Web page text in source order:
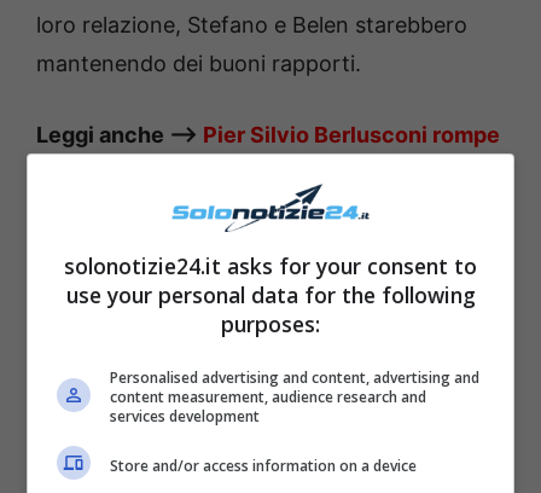
loro relazione, Stefano e Belen starebbero
mantenendo dei buoni rapporti.
Leggi anche —–> Pier Silvio Berlusconi rompe
sempre nutrito…”
solonotizie24.it asks for your consent to
use your personal data for the following
purposes:
Personalised advertising and content, advertising and
content measurement, audience research and
services development
Store and/or access information on a device